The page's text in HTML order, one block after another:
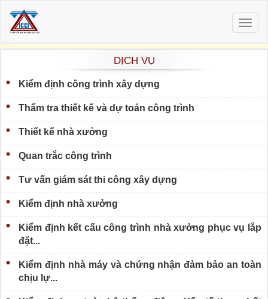
DỊCH VỤ
Kiểm định công trình xây dựng
Thẩm tra thiết kế và dự toán công trình
Thiết kế nhà xưởng
Quan trắc công trình
Tư vấn giám sát thi công xây dựng
Kiểm định nhà xưởng
Kiểm định kết cấu công trình nhà xưởng phục vụ lắp
đặt...
Kiểm định nhà máy và chứng nhận đảm bảo an toàn
chịu lự...